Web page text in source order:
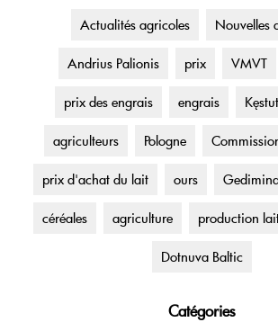
Actualités agricoles Nouvelles
Andrius Palionis prix VMVT
prix des engrais engrais
agriculteurs Pologne
prix d'achat du lait ours
céréales agriculture production
Dotnuva Baltic
Catégories